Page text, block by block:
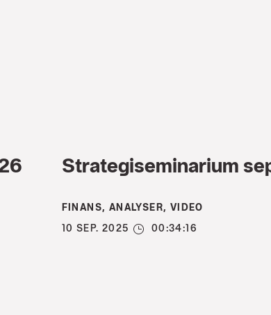
Strategiseminarium
FINANS, ANALYSER, VIDEO
10 SEP. 2025
00:34:16